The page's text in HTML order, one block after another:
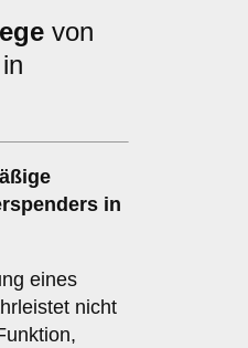
von
in
eines
nicht